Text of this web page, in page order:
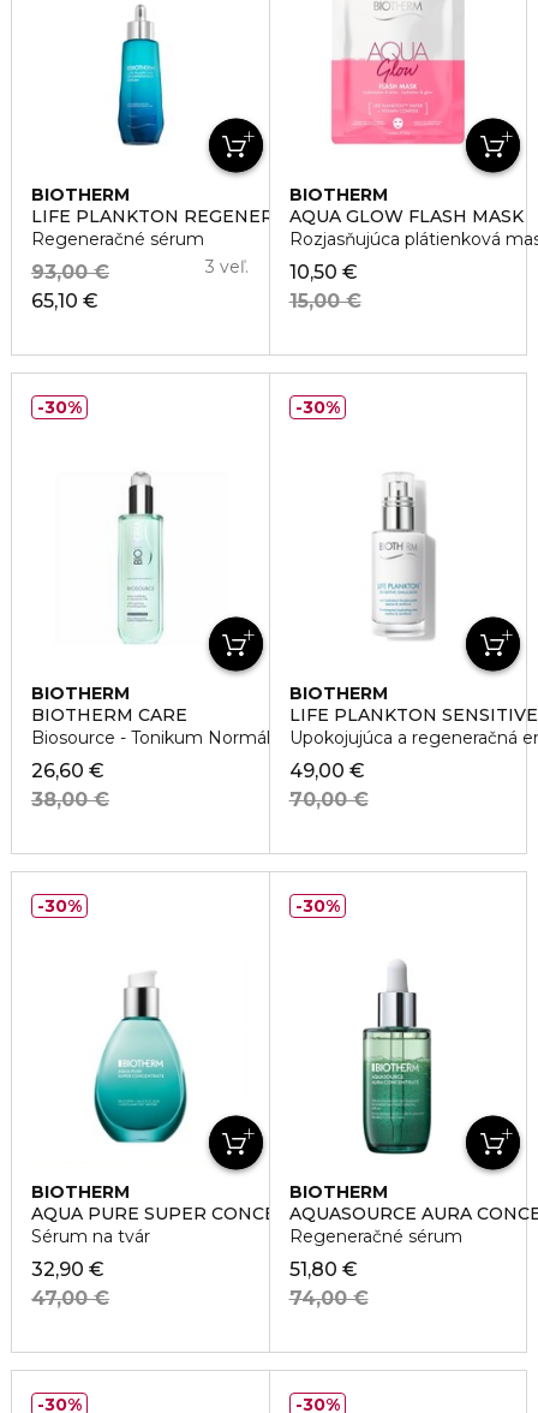
BIOTHERM
LIFE PLANKTON REGENERATING SERUM
Regeneračné sérum
65,10 €
93,00 € 3 veľ.
BIOTHERM
AQUA GLOW FLASH MASK
Rozjasňujúca plátienková
10,50 €
15,00 €
BIOTHERM
BIOTHERM CARE
Biosource - Tonikum Normálna Až Zmiešaná Pleť
26,60 €
38,00 €
30%
BIOTHERM
LIFE PLANKTON
Upokojujúca a regeneračná
49,00 €
70,00 €
30%
BIOTHERM
AQUA PURE SUPER CONCENTRATE
Sérum na tvár
32,90 €
47,00 €
30%
BIOTHERM
AQUASOURCE AURA
Regeneračné sérum
51,80 €
74,00 €
30%
30% 30%